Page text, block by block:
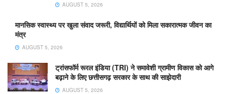
AUGUST 5, 2026
मानसिक स्वास्थ्य पर खुला संवाद जरूरी, विद्यार्थियों को मिला सकारात्मक जीवन का
मंत्र
AUGUST 5, 2026
ट्रांसफॉर्म रूरल इंडिया (TRI) ने समावेशी ग्रामीण विकास को आगे
बढ़ाने के लिए छत्तीसगढ़ सरकार के साथ की साझेदारी
AUGUST 5, 2026